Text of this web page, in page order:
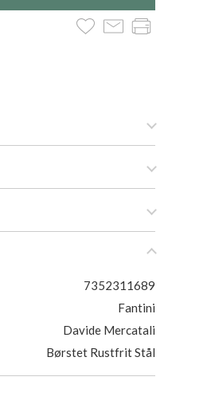
7352311689
Fantini
Davide Mercatali
Børstet Rustfrit Stål